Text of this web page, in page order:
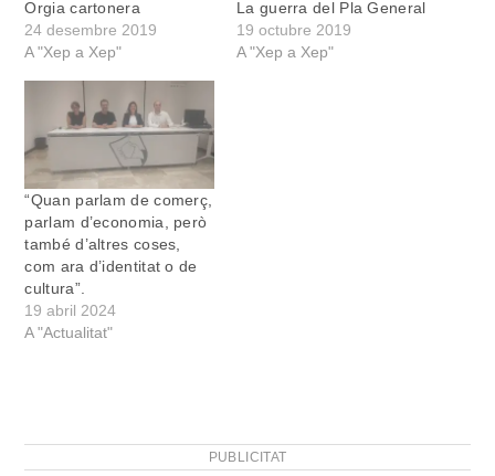
Orgia cartonera
24 desembre 2019
A "Xep a Xep"
La guerra del Pla General
19 octubre 2019
A "Xep a Xep"
“Quan parlam de comerç,
parlam d’economia, però
també d’altres coses,
com ara d’identitat o de
cultura”.
19 abril 2024
A "Actualitat"
PUBLICITAT